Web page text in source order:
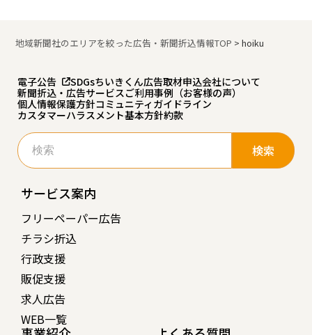
地域新聞社のエリアを絞った広告・新聞折込情報TOP >hoiku
電子公告 SDGsちいきくん広告取材申込会社について
新聞折込・広告サービスご利用事例（お客様の声）
個人情報保護方針コミュニティガイドライン
カスタマーハラスメント基本方針約款
検
索:
サービス案内
フリーペーパー広告
チラシ折込
行政支援
販促支援
求人広告
WEB一覧